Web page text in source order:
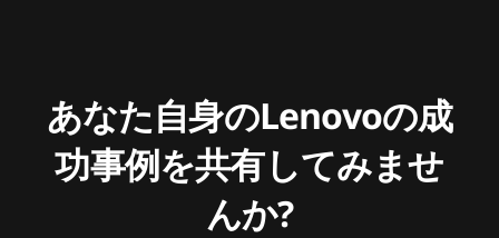
あなた自身のLenovoの成
功事例を共有してみませ
んか?